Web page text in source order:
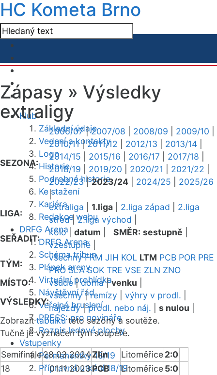
HC Kometa Brno
Klub
Základní údaje
Vedení a kontakty
Logo
Historie
Podrobná historie
Ke stažení
Kariéra
Redakce webu
DRFG Arena
DRFG Arena
Schéma tribun
Plánek areny
Virtuální prohlídka
Návštěvní řád
Veřejné bruslení
PRESS: pro novináře
Rozpis ledové plochy
Vstupenky
Permanentky 18/19
Přípravná utkání 18/19
Zápasy » Výsledky
extraligy
SEZONA:
2006/07|2007/08 2008/09 2009/10
2010/11|2011/12 2012/13 2013/14
2014/15
2015/16 2016/17 2017/18
2018/19
2019/20 2020/21 2021/22
2022/23|2023/24 2024/25
2025/26
|
LIGA:
extraliga 1.liga 2.liga západ
2.liga
střed|2.liga východ
SEŘADIT:
kolo| datum SMĚR: sestupně
vzestupně
TÝM:
všechny FRM JIH KOL LTM PCB POR PRE
PRO SLA SOK TRE VSE ZLN ZNO
MÍSTO:
všude|doma|venku
VÝSLEDKY:
všechny|remízy výhry v prodl.
nájezdy|prodl. nebo náj. s nulou
Zobrazittabulkutéto sezóny a soutěže.
Tučně je vyznačen tým soupeře.
Semifinále28.03.2024Zlín Litoměřice2:0
18
01.11.2023PCB Litoměřice5:0